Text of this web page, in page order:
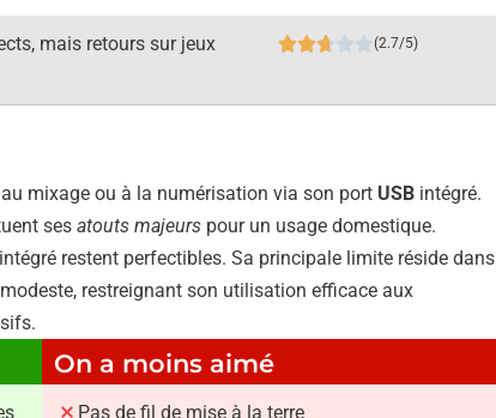
mais retours sur jeux
(2.7/5)
mixage ou à la numérisation via son port USB intégré.
ses atouts majeurs pour un usage domestique.
restent perfectibles. Sa principale limite réside dans
restreignant son utilisation efficace aux
On a moins aimé
Pas de fil de mise à la terre